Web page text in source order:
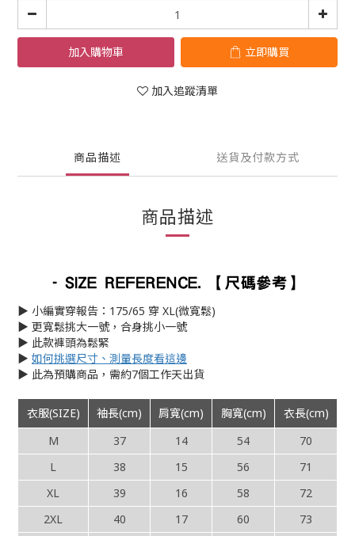
加入購物車 立即購買
加入追蹤清單
商品描述 送貨及付款方式
商品描述
▶︎ 小編實穿報告：175/65 穿 XL(微寬鬆)
▶︎ 更寬鬆挑大一號，合身挑小一號
▶︎ 此款褲頭為鬆緊
▶︎ 如何挑選尺寸、測量長度看這邊
▶︎ 此為預購商品，需約7個工作天出貨
衣服(SIZE) 袖長(cm) 肩寬(cm) 胸寬(cm)
衣長(cm)
M
37 14 54
70
L
38 15 56
71
XL
39 16 58
72
2XL
40 17 60
73